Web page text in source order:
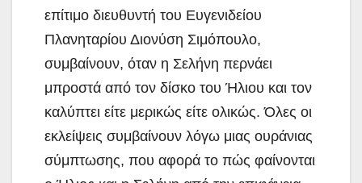
επίτιμο διευθυντή του Ευγενιδείου
Πλανηταρίου Διονύση Σιμόπουλο,
συμβαίνουν, όταν η Σελήνη περνάει
μπροστά από τον δίσκο του Ήλιου και τον
καλύπτει είτε μερικώς είτε ολικώς. Όλες οι
εκλείψεις συμβαίνουν λόγω μιας ουράνιας
σύμπτωσης, που αφορά το πώς φαίνονται